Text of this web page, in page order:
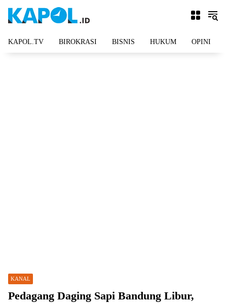
KAPOL.TV BIROKRASI BISNIS HUKUM OPINI
KANAL
Pedagang Daging Sapi Bandung Libur,